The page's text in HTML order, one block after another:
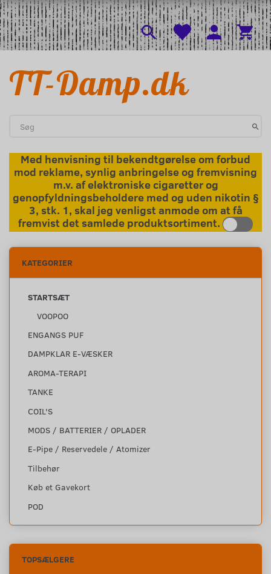
l
Skifte navigation
Menu
TT-Damp.dk
Med henvisning til bekendtgørelse om forbud
mod reklame, synlig anbringelse og fremvisning
m.v. af elektroniske cigaretter og
genopfyldningsbeholdere med og uden nikotin §
3, stk. 1, skal jeg venligst anmode om at få
fremvist det samlede produktsortiment.
KATEGORIER
STARTSÆT
VOOPOO
ENGANGS PUF
DAMPKLAR E-VÆSKER
AROMA-TERAPI
TANKE
COIL'S
MODS / BATTERIER / OPLADER
E-Pipe / Reservedele / Atomizer
Tilbehør
Køb et Gavekort
POD
TOPSÆLGERE